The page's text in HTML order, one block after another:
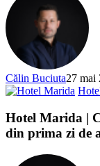
Călin Buciuta27 mai
Hotel Marida |
din prima zi de